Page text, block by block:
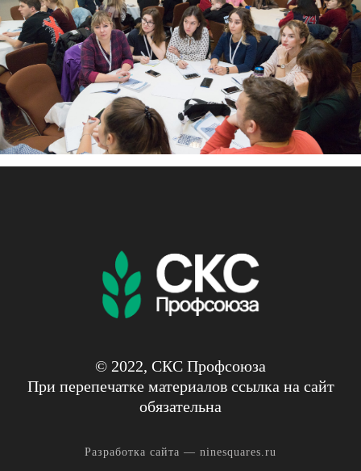
© 2022, СКС Профсоюза
При перепечатке материалов ссылка на сайт
обязательна
Разработка сайта — ninesquares.ru